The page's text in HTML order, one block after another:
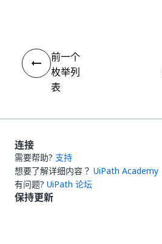
前一个
枚举列
表
连接
需要帮助? 支持
想要了解详细内容？ UiPath Academy
有问题? UiPath 论坛
保持更新